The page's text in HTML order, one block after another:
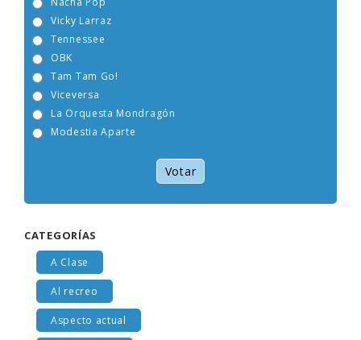
Nacha Pop
Vicky Larraz
Tennessee
OBK
Tam Tam Go!
Viceversa
La Orquesta Mondragón
Modestia Aparte
Votar
CATEGORÍAS
A Clase
Al recreo
Aspecto actual